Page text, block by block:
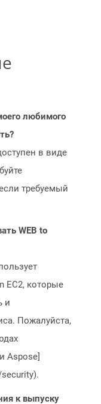
любимого
в виде
требуемый
WEB to
EC2, которые
и
Пожалуйста,
Aspose]
к выпуску